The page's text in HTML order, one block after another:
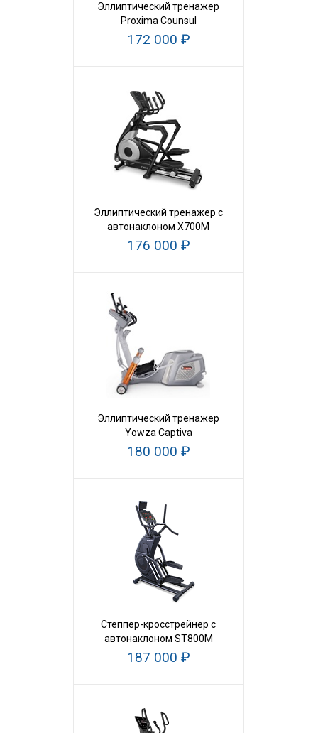
Эллиптический тренажер
Proxima Counsul
172 000 ₽
Эллиптический тренажер с
автонаклоном X700M
176 000 ₽
Эллиптический тренажер
Yowza Captiva
180 000 ₽
Степпер-кросстрейнер с
автонаклоном ST800M
187 000 ₽